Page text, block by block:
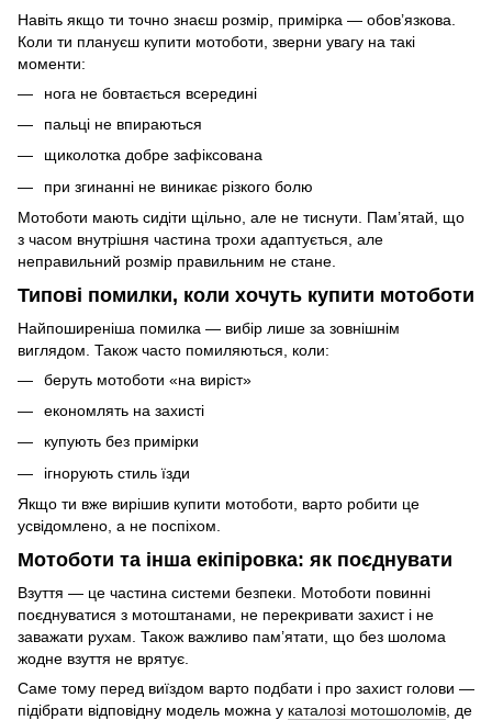
Навіть якщо ти точно знаєш розмір, примірка — обов’язкова.
Коли ти плануєш купити мотоботи, зверни увагу на такі
моменти:
нога не бовтається всередині
пальці не впираються
щиколотка добре зафіксована
при згинанні не виникає різкого болю
Мотоботи мають сидіти щільно, але не тиснути. Пам’ятай, що
з часом внутрішня частина трохи адаптується, але
неправильний розмір правильним не стане.
Типові помилки, коли хочуть купити мотоботи
Найпоширеніша помилка — вибір лише за зовнішнім
виглядом. Також часто помиляються, коли:
беруть мотоботи «на виріст»
економлять на захисті
купують без примірки
ігнорують стиль їзди
Якщо ти вже вирішив купити мотоботи, варто робити це
усвідомлено, а не поспіхом.
Мотоботи та інша екіпіровка: як поєднувати
Взуття — це частина системи безпеки. Мотоботи повинні
поєднуватися з мотоштанами, не перекривати захист і не
заважати рухам. Також важливо пам’ятати, що без шолома
жодне взуття не врятує.
Саме тому перед виїздом варто подбати і про захист голови —
підібрати відповідну модель можна у каталозі мотошоломів , де